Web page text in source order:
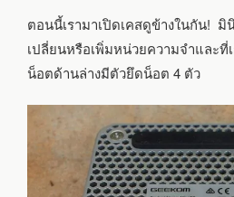
ตอนนี้เรามาเปิดเคสดูข้างในกัน! มิ
เปลี่ยนหรือเพิ่มหน่วยความจำและที่
น็อตด้านล่างมีตัวยึดน็อต 4 ตัว